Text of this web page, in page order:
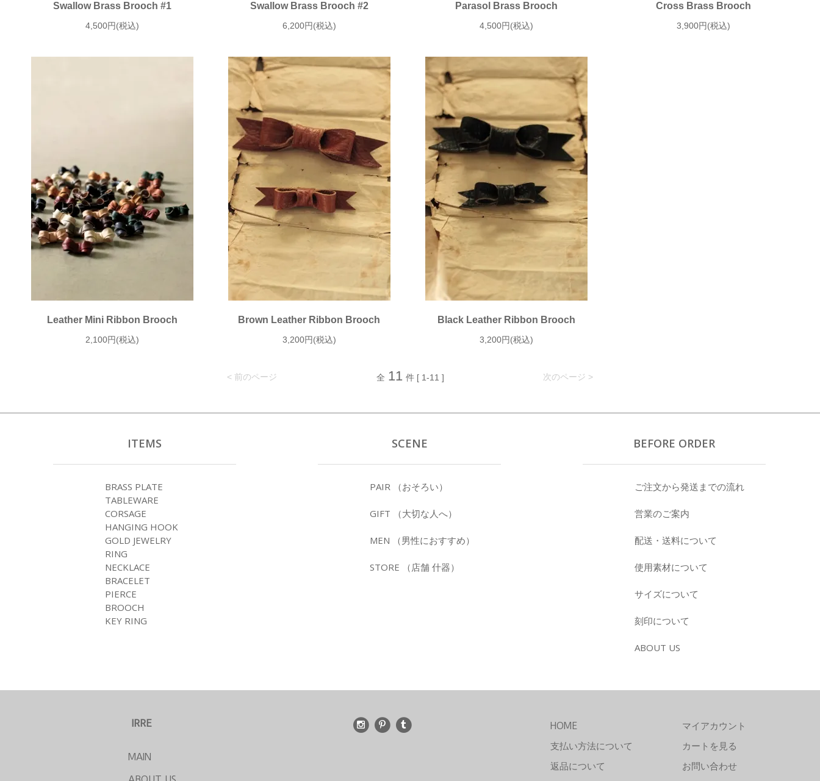
Swallow Brass Brooch #1
4,500円(税込)
Swallow Brass Brooch #2
6,200円(税込)
Parasol Brass Brooch
4,500円(税込)
Cross Brass Brooch
3,900円(税込)
Leather Mini Ribbon Brooch
2,100円(税込)
Brown Leather Ribbon Brooch
3,200円(税込)
Black Leather Ribbon Brooch
3,200円(税込)
< 前のページ 次のページ >
全 11 件 [ 1-11 ]
ITEMS
BRASS PLATE
TABLEWARE
CORSAGE
HANGING HOOK
GOLD JEWELRY
RING
NECKLACE
BRACELET
PIERCE
BROOCH
KEY RING
SCENE
PAIR （おそろい）
GIFT （大切な人へ）
MEN （男性におすすめ）
STORE （店舗 什器）
BEFORE ORDER
ご注文から発送までの流れ
営業のご案内
配送・送料について
使用素材について
サイズについて
刻印について
ABOUT US
IRRE
MAIN
HOME
支払い方法について
返品について
マイアカウント
カートを見る
お問い合わせ